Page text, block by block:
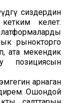
сиздердин
кетким келет.
рынокторго
ата мекендик
позициясын
арнаган
Ошондой